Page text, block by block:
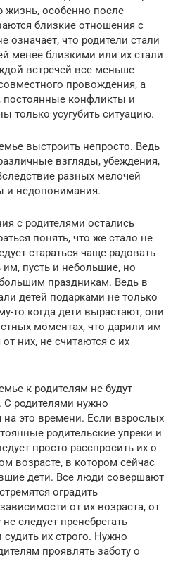
жизнь, особенно после
близкие отношения с
означает, что родители стали
менее близкими или их стали
встречей все меньше
провождения, а
конфликты и
только усугубить ситуацию.
выстроить непросто. Ведь
взгляды, убеждения,
разных мелочей
и недопонимания.
с родителями остались
понять, что же стало не
стараться чаще радовать
им, пусть и небольшие, но
праздникам. Ведь в
детей подарками не только
то когда дети вырастают, они
моментах, что дарили им
них, не считаются с их
к родителям не будут
родителями нужно
на это времени. Если взрослых
родительские упреки и
просто расспросить их о
возрасте, в котором сейчас
дети. Все люди совершают
оградить
от их возраста, от
следует пренебрегать
их строго. Нужно
проявлять заботу о